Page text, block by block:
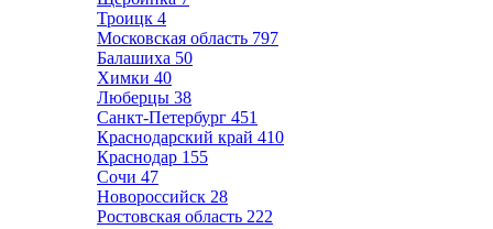
Троицк 4
Московская область 797
Балашиха 50
Химки 40
Люберцы 38
Санкт-Петербург 451
Краснодарский край 410
Краснодар 155
Сочи 47
Новороссийск 28
Ростовская область 222